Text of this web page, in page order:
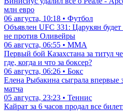
млн евро
06 августа, 10:18 • Футбол
Объявлен UFC 331: Царукян
не против Оливейры
06 августа, 06:55 • ММА
Первый бой Казахстана за титул
где, когда и что за боксер?
06 августа, 06:26 • Бокс
Елена Рыбакина сыграла впервые
матча
05 августа, 23:23 • Теннис
Кайрат за 6 часов продал все